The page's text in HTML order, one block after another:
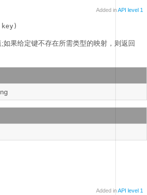
Added inAPI level 1
key)
如果给定键不存在所需类型的映射，则返回
Added inAPI level 1